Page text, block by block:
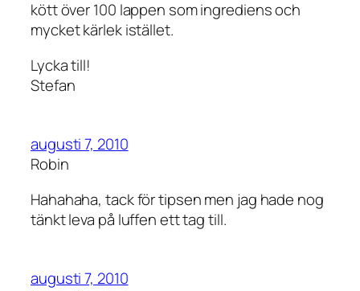
kött över 100 lappen som ingrediens och
mycket kärlek istället.
Lycka till!
Stefan
augusti 7, 2010
Robin
Hahahaha, tack för tipsen men jag hade nog
tänkt leva på luffen ett tag till.
augusti 7, 2010